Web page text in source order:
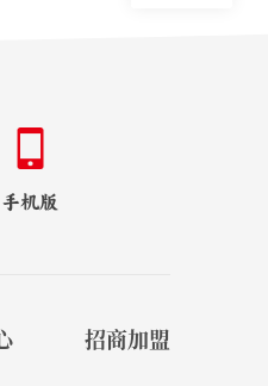
手机版
招商加盟